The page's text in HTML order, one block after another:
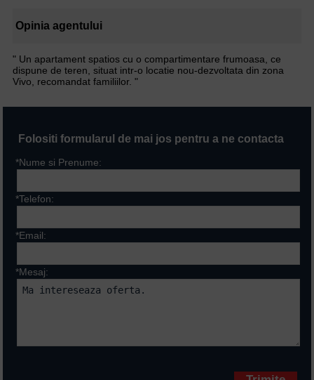
Opinia agentului
" Un apartament spatios cu o compartimentare frumoasa, ce
dispune de teren, situat intr-o locatie nou-dezvoltata din zona
Vivo, recomandat familiilor. "
Folositi formularul de mai jos pentru a ne contacta
*Nume si Prenume:
*Telefon:
*Email:
*Mesaj: